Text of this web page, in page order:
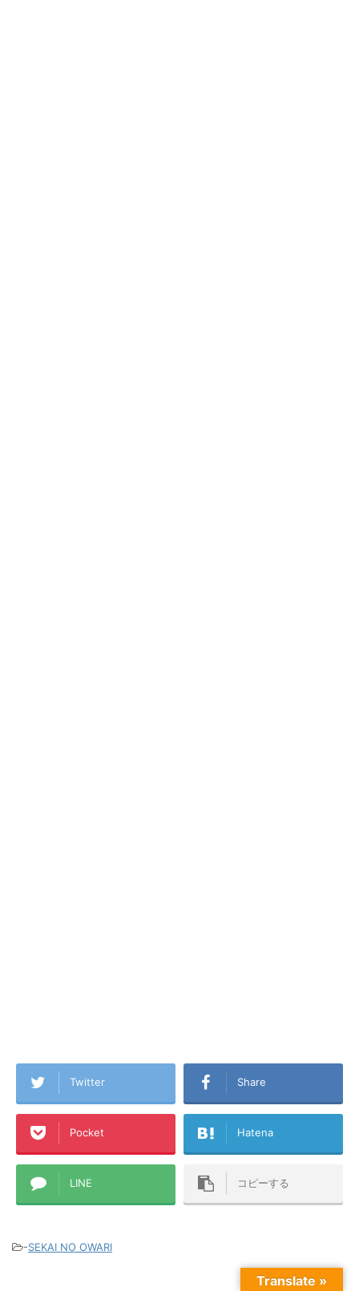
Twitter Share
Pocket Hatena
LINE コピーする
-SEKAI NO OWARI
Translate »